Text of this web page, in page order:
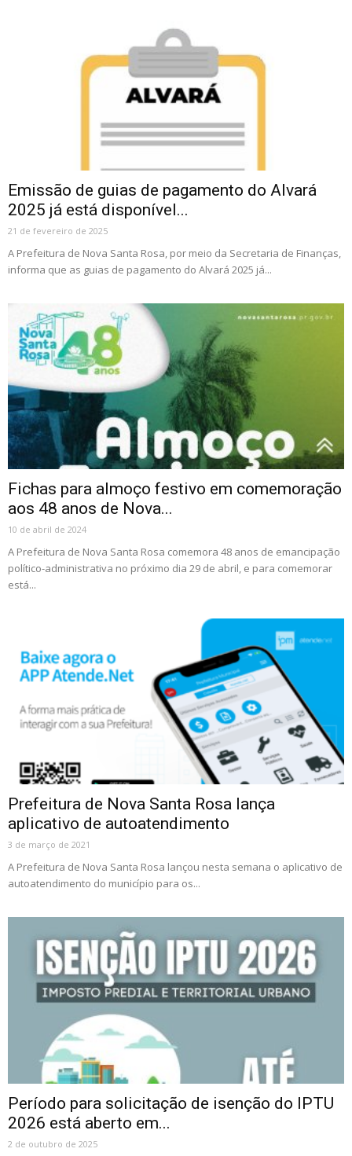
Emissão de guias de pagamento do Alvará
2025 já está disponível...
21 de fevereiro de 2025
A Prefeitura de Nova Santa Rosa, por meio da Secretaria de Finanças,
informa que as guias de pagamento do Alvará 2025 já...
Fichas para almoço festivo em comemoração
aos 48 anos de Nova...
10 de abril de 2024
A Prefeitura de Nova Santa Rosa comemora 48 anos de emancipação
político-administrativa no próximo dia 29 de abril, e para comemorar
está...
Prefeitura de Nova Santa Rosa lança
aplicativo de autoatendimento
3 de março de 2021
A Prefeitura de Nova Santa Rosa lançou nesta semana o aplicativo de
autoatendimento do município para os...
Período para solicitação de isenção do IPTU
2026 está aberto em...
2 de outubro de 2025